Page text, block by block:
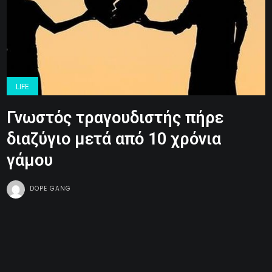
LIFE
Γνωστός τραγουδιστής πήρε
διαζύγιο μετά από 10 χρόνια
γάμου
DOPE GANG